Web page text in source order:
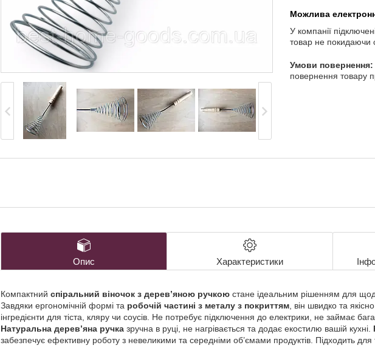
У компанії
товар не покидаючи
повернення товару
Опис Характеристики
Компактний спіральний віночок з дерев’яною ручкою стане ідеальним рішенням для
Завдяки ергономічній формі та робочій частині з металу з покриттям, він швидко та
інгредієнти для тіста, кляру чи соусів. Не потребує підключення до електрики, не займає
Натуральна дерев’яна ручка зручна в руці, не нагрівається та додає екостилю вашій кухні.
забезпечує ефективну роботу з невеликими та середніми об’ємами продуктів. Підходить для